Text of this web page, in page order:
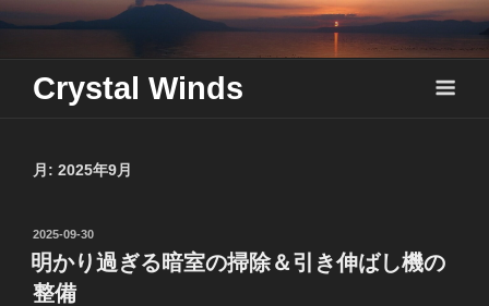
Skip
content
Crystal Winds
月: 2025年9月
投
稿
日:
2025-09-30
明かり過ぎる暗室の掃除＆引き伸ばし機の
整備